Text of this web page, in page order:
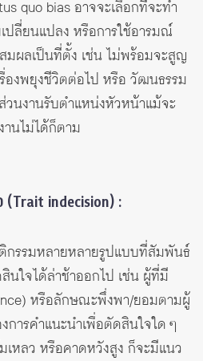
quo bias อาจจะเลือกที่จะทำ
ปลี่ยนแปลง หรือการใช้อารมณ์
ผลเป็นที่ตั้ง เช่น ไม่พร้อมจะสูญ
องพยุงชีวิตต่อไป หรือ วัฒนธรรม
วนงานรับตำแหน่งหัวหน้าแม้จะ
นไม่ได้ก็ตาม
(Trait indecision) :
รรมหลายหลายรูปแบบที่สัมพันธ์
ใจได้ล่าช้าออกไป เช่น ผู้ที่มี
หรือลักษณะพึ่งพา/ยอมตามผู้
ารคำแนะนำเพื่อตัดสินใจใด ๆ
หลว หรือคาดหวังสูง ก็จะมีแนว